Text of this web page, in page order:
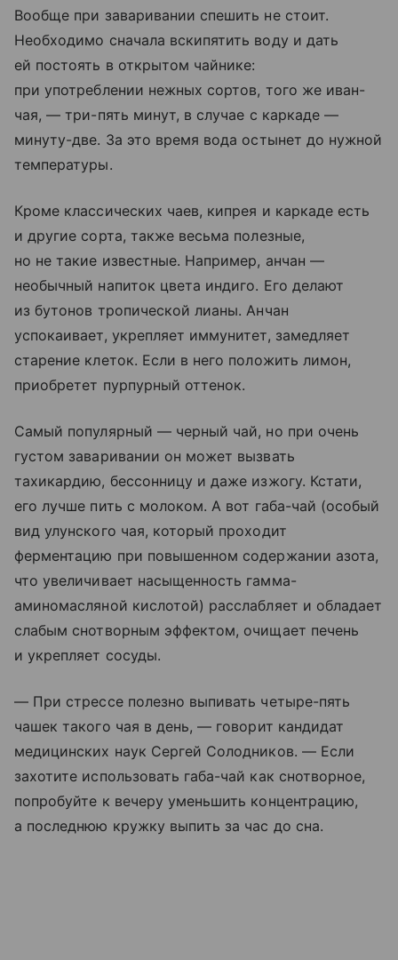
Вообще при заваривании спешить не стоит.
Необходимо сначала вскипятить воду и дать
ей постоять в открытом чайнике:
при употреблении нежных сортов, того же иван-
чая, — три-пять минут, в случае с каркаде —
минуту-две. За это время вода остынет до нужной
температуры.
Кроме классических чаев, кипрея и каркаде есть
и другие сорта, также весьма полезные,
но не такие известные. Например, анчан —
необычный напиток цвета индиго. Его делают
из бутонов тропической лианы. Анчан
успокаивает, укрепляет иммунитет, замедляет
старение клеток. Если в него положить лимон,
приобретет пурпурный оттенок.
Самый популярный — черный чай, но при очень
густом заваривании он может вызвать
тахикардию, бессонницу и даже изжогу. Кстати,
его лучше пить с молоком. А вот габа-чай (особый
вид улунского чая, который проходит
ферментацию при повышенном содержании азота,
что увеличивает насыщенность гамма-
аминомасляной кислотой) расслабляет и обладает
слабым снотворным эффектом, очищает печень
и укрепляет сосуды.
— При стрессе полезно выпивать четыре-пять
чашек такого чая в день, — говорит кандидат
медицинских наук Сергей Солодников. — Если
захотите использовать габа-чай как снотворное,
попробуйте к вечеру уменьшить концентрацию,
а последнюю кружку выпить за час до сна.